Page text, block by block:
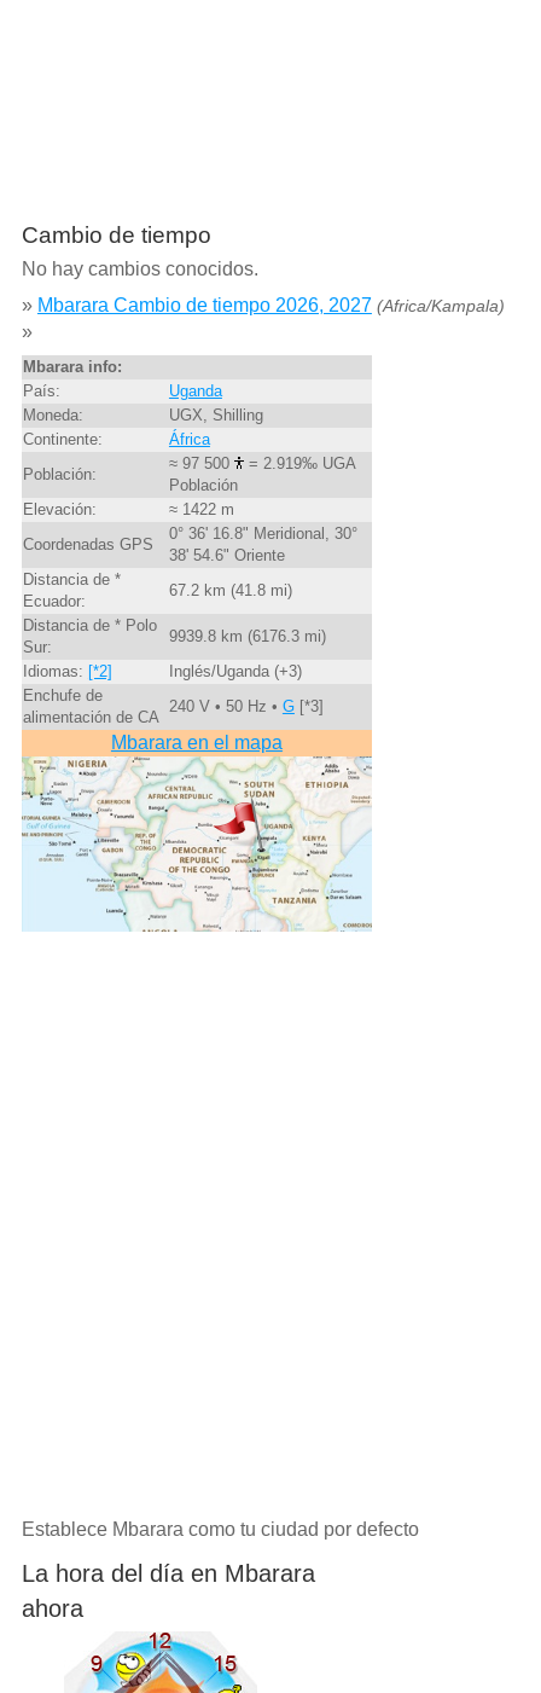
Cambio de tiempo
No hay cambios conocidos.
» Mbarara Cambio de tiempo 2026, 2027 (Africa/Kampala)
»
Mbarara info:
País:
Uganda
Moneda:
UGX, Shilling
Continente:
África
Población:
≈ 97 500
= 2.919‰ UGA
Población
Elevación:
≈ 1422 m
Coordenadas GPS
0° 36' 16.8" Meridional, 30°
38' 54.6" Oriente
Distancia de *
Ecuador:
67.2 km (41.8 mi)
Distancia de * Polo
Sur:
9939.8 km (6176.3 mi)
Idiomas: [*2]
Inglés/Uganda (+3)
Enchufe de
alimentación de CA
240 V • 50 Hz • G[*3]
Mbarara en el mapa
Establece Mbarara como tu ciudad por defecto
La hora del día en Mbarara
ahora